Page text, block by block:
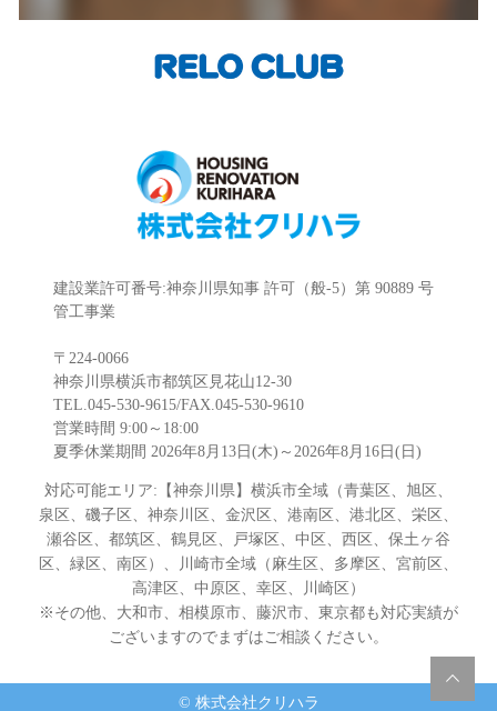
建設業許可番号:神奈川県知事 許可（般-5）第 90889 号
管工事業
〒224-0066
神奈川県横浜市都筑区見花山12-30
TEL.045-530-9615/FAX.045-530-9610
営業時間 9:00～18:00
夏季休業期間 2026年8月13日(木)～2026年8月16日(日)
対応可能エリア:【神奈川県】横浜市全域（青葉区、旭区、
泉区、磯子区、神奈川区、金沢区、港南区、港北区、栄区、
瀬谷区、都筑区、鶴見区、戸塚区、中区、西区、保土ヶ谷
区、緑区、南区）、川崎市全域（麻生区、多摩区、宮前区、
高津区、中原区、幸区、川崎区）
※その他、大和市、相模原市、藤沢市、東京都も対応実績が
ございますのでまずはご相談ください。
© 株式会社クリハラ